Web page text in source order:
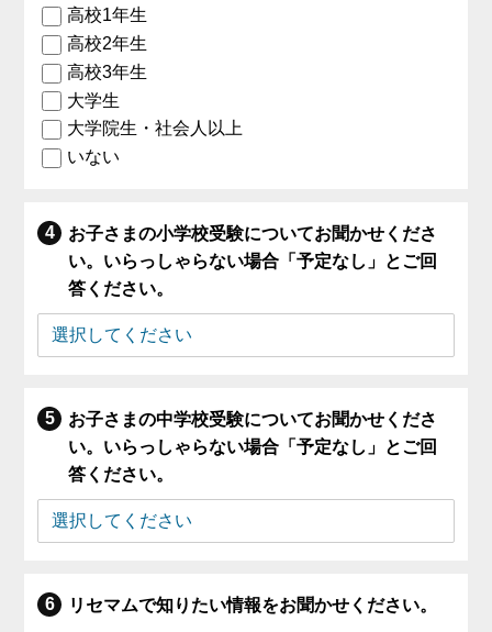
高校1年生
高校2年生
高校3年生
大学生
大学院生・社会人以上
いない
お子さまの小学校受験についてお聞かせくださ
い。いらっしゃらない場合「予定なし」とご回
答ください。
お子さまの中学校受験についてお聞かせくださ
い。いらっしゃらない場合「予定なし」とご回
答ください。
リセマムで知りたい情報をお聞かせください。